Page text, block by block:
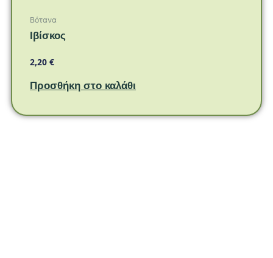
Βότανα
Ιβίσκος
2,20€
Προσθήκη στο καλάθι